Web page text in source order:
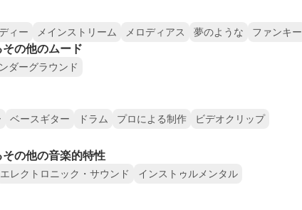
ィー メインストリーム メロディアス 夢のような ファンキー
の他のムード
ダーグラウンド
ベースギター ドラム プロによる制作
ビデオクリップ
の他の音楽的特性
エレクトロニック・サウンド
インストゥルメンタル